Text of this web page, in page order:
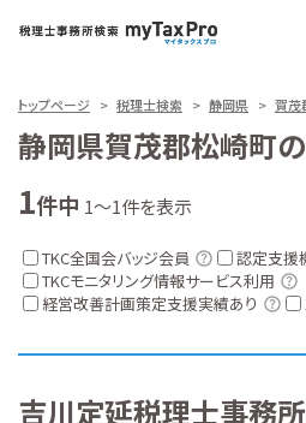
トップページ 税理士検索 静岡県 賀茂
静岡県賀茂郡松崎町
1件中 1～1件を表示
TKC全国会バッジ会員
認定支援
TKCモニタリング情報サービス利用
経営改善計画策定支援実績あり
吉川定延税理士事務所